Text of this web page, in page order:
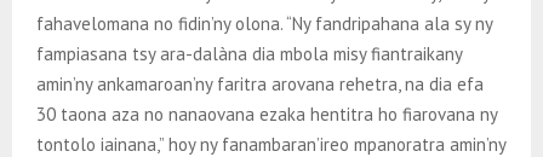
fahavelomana no fidin’ny olona. “Ny fandripahana ala sy ny
fampiasana tsy ara-dalàna dia mbola misy fiantraikany
amin’ny ankamaroan’ny faritra arovana rehetra, na dia efa
30 taona aza no nanaovana ezaka hentitra ho fiarovana ny
tontolo iainana,” hoy ny fanambaran’ireo mpanoratra amin’ny